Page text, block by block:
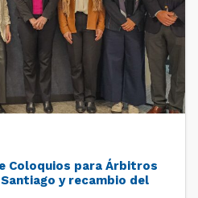
Coloquios para Árbitros
y recambio del